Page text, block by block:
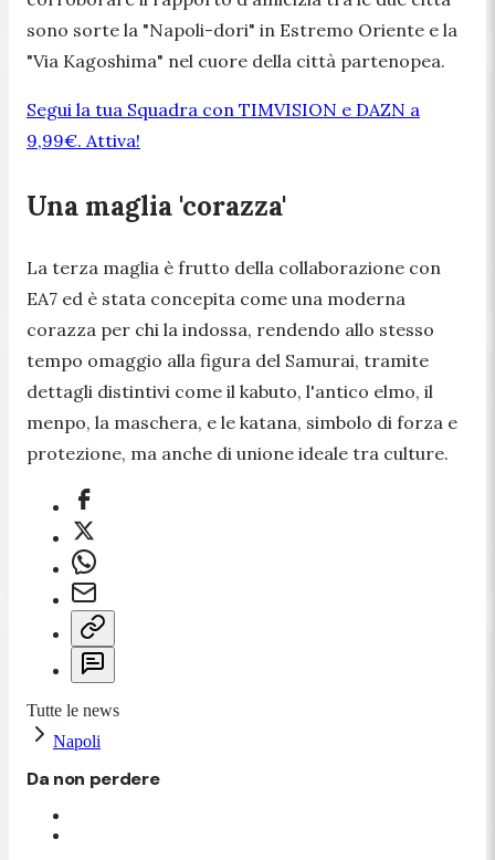
sono sorte la "Napoli-dori" in Estremo Oriente e la
"Via Kagoshima" nel cuore della città partenopea.
Segui la tua Squadra con TIMVISION e DAZN a
9,99€. Attiva!
Una maglia 'corazza'
La terza maglia è frutto della collaborazione con
EA7 ed è stata concepita come una moderna
corazza per chi la indossa, rendendo allo stesso
tempo omaggio alla figura del Samurai, tramite
dettagli distintivi come il kabuto, l'antico elmo, il
menpo, la maschera, e le katana, simbolo di forza e
protezione, ma anche di unione ideale tra culture.
Tutte le news
Napoli
Da non perdere